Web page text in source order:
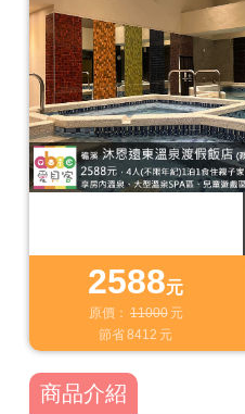
聯絡我們
APP下載
2588元
原價： 11000 元
節省8412 元
商品介紹